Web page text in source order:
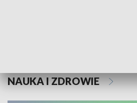
NAUKA I ZDROWIE